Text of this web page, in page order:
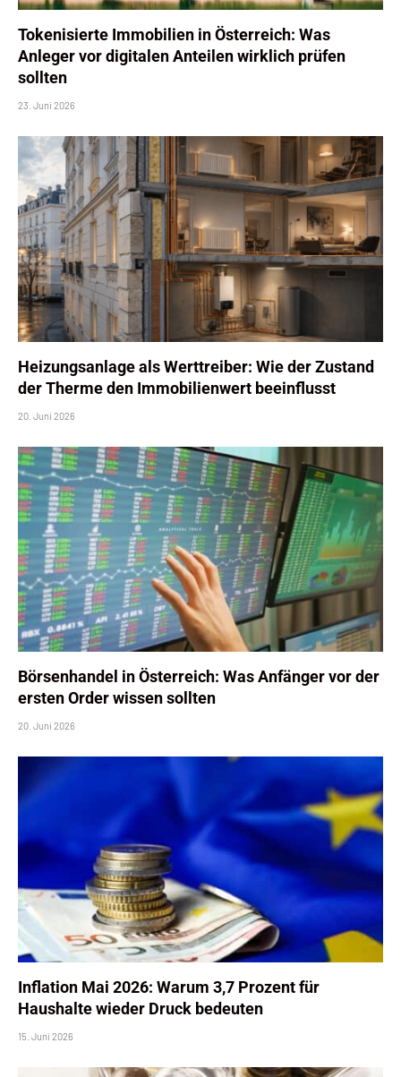
Tokenisierte Immobilien in Österreich: Was
Anleger vor digitalen Anteilen wirklich prüfen
sollten
23. Juni 2026
Heizungsanlage als Werttreiber: Wie der Zustand
der Therme den Immobilienwert beeinflusst
20. Juni 2026
Börsenhandel in Österreich: Was Anfänger vor der
ersten Order wissen sollten
20. Juni 2026
Inflation Mai 2026: Warum 3,7 Prozent für
Haushalte wieder Druck bedeuten
15. Juni 2026